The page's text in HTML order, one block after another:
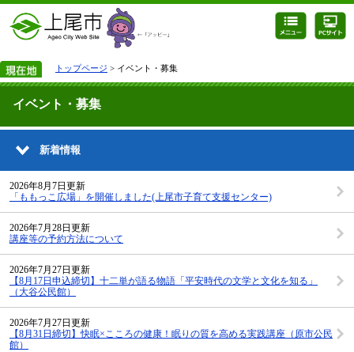
トップページ > イベント・募集
イベント・募集
新着情報
2026年8月7日更新
「ももっこ広場」を開催しました(上尾市子育て支援センター)
2026年7月28日更新
講座等の予約方法について
2026年7月27日更新
【8月17日申込締切】十二単が語る物語「平安時代の文学と文化を知る」
（大谷公民館）
2026年7月27日更新
【8月31日締切】快眠×こころの健康！眠りの質を高める実践講座（原市公民
館）